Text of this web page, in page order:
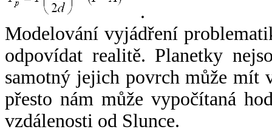
.
Modelování vyjádření
odpovídat realitě. Planetky
samotný jejich povrch může mít
přesto nám může vypočítaná
vzdálenosti od Slunce.